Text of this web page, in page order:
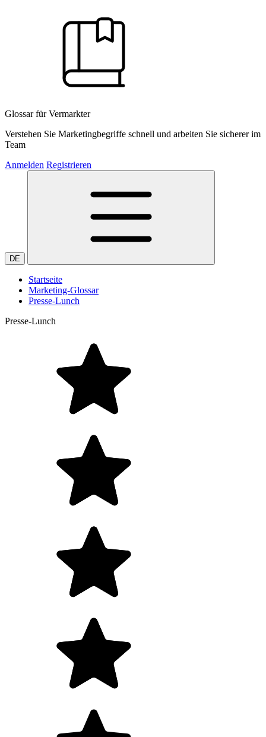
Glossar für Vermarkter
Verstehen Sie Marketingbegriffe schnell und arbeiten Sie sicherer im
Team
Anmelden Registrieren
DE
Startseite
Marketing-Glossar
Presse-Lunch
Presse-Lunch